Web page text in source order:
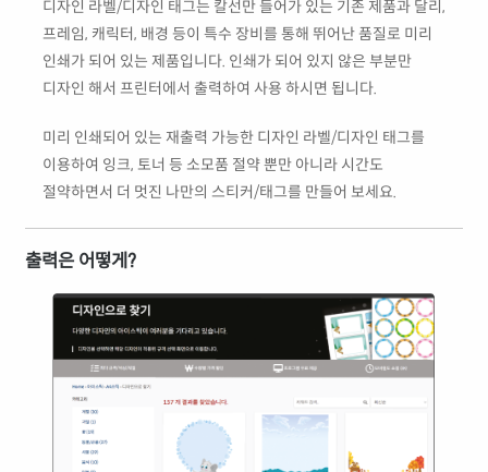
디자인 라벨/디자인 태그는 칼선만 들어가 있는 기존 제품과 달리,
프레임, 캐릭터, 배경 등이 특수 장비를 통해 뛰어난 품질로 미리
인쇄가 되어 있는 제품입니다. 인쇄가 되어 있지 않은 부분만
디자인 해서 프린터에서 출력하여 사용 하시면 됩니다.
미리 인쇄되어 있는 재출력 가능한 디자인 라벨/디자인 태그를
이용하여 잉크, 토너 등 소모품 절약 뿐만 아니라 시간도
절약하면서 더 멋진 나만의 스티커/태그를 만들어 보세요.
출력은 어떻게?